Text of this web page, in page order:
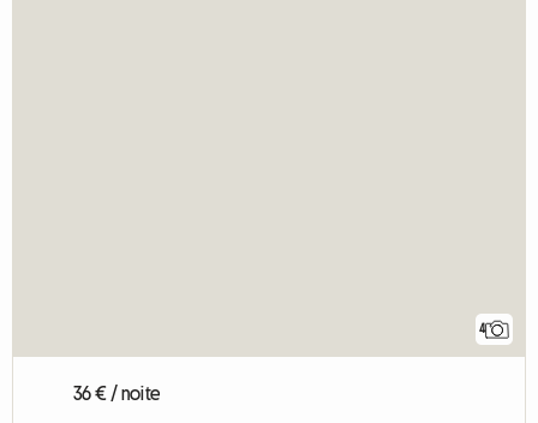
4
36 € / noite